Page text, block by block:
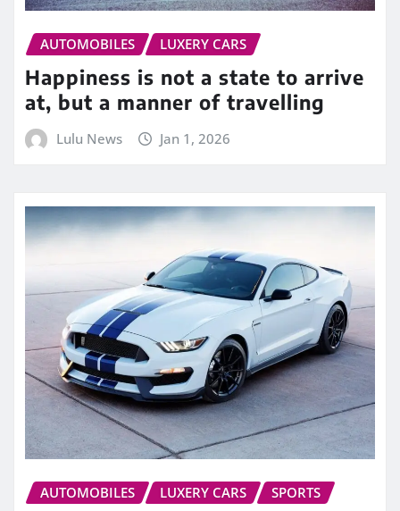
AUTOMOBILES LUXERY CARS
Happiness is not a state to arrive
at, but a manner of travelling
Lulu News Jan 1, 2026
AUTOMOBILES LUXERY CARS SPORTS